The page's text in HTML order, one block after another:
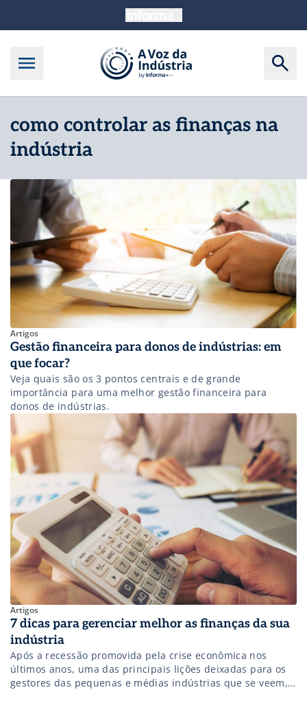
como controlar as finanças na
indústria
Artigos
Gestão financeira para donos de indústrias: em
que focar?
Veja quais são os 3 pontos centrais e de grande
importância para uma melhor gestão financeira para
donos de indústrias.
Artigos
7 dicas para gerenciar melhor as finanças da sua
indústria
Após a recessão promovida pela crise econômica nos
últimos anos, uma das principais lições deixadas para os
gestores das pequenas e médias indústrias que se veem,